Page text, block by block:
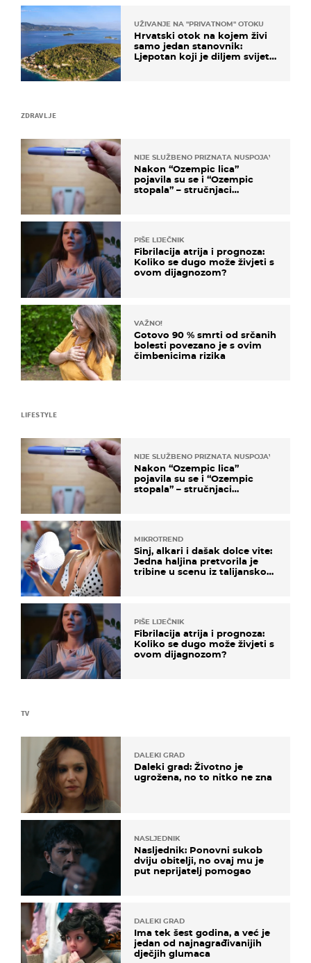
ZDRAVLJE
NIJE SLUŽBENO PRIZNATA NUSPOJAVA, ALI ...
Nakon “Ozempic lica”
pojavila su se i “Ozempic
stopala” – stručnjaci
PIŠE LIJEČNIK
Fibrilacija atrija i prognoza:
Koliko se dugo može živjeti s
ovom dijagnozom?
VAŽNO!
Gotovo 90 % smrti od srčanih
bolesti povezano je s ovim
čimbenicima rizika
TV
DALEKI GRAD
Daleki grad: Životno je
ugrožena, no to nitko ne zna
NASLJEDNIK
Nasljednik: Ponovni sukob
dviju obitelji, no ovaj mu je
put neprijatelj pomogao
DALEKI GRAD
Ima tek šest godina, a već je
jedan od najnagrađivanijih
dječjih glumaca
UŽIVANJE NA "PRIVATNOM" OTOKU
Hrvatski otok na kojem živi
samo jedan stanovnik:
Ljepotan koji je diljem svijeta
LIFESTYLE
NIJE SLUŽBENO PRIZNATA NUSPOJAVA, ALI ...
Nakon “Ozempic lica”
pojavila su se i “Ozempic
stopala” – stručnjaci
MIKROTREND
Sinj, alkari i dašak dolce vite:
Jedna haljina pretvorila je
tribine u scenu iz talijanskog
PIŠE LIJEČNIK
Fibrilacija atrija i prognoza:
Koliko se dugo može živjeti s
ovom dijagnozom?